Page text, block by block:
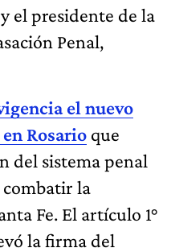
y el presidente de la
Penal,
el nuevo
Rosario que
del sistema penal
combatir la
Fe. El artículo 1°
la firma del